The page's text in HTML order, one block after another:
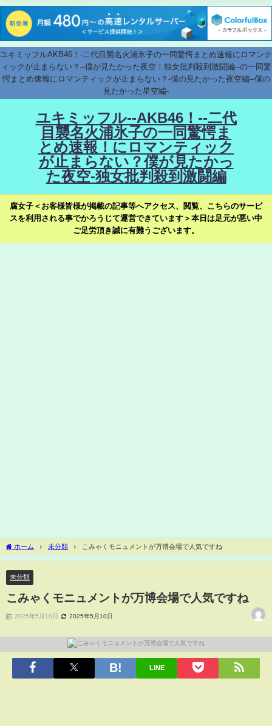
ユキミッフルAKB46！-二代目襲名火浦氷子の一同驚愕まとめ速報にロマンテ
ィックが止まらない？--僕が見たかった夜空！独女批判殺到激闘編--の一同驚
愕まとめ速報にロマンティックが止まらない？-僕の見たかった夜空編--僕の
見たかった星空編-
ユキミッフル--AKB46！--二代
目襲名火浦氷子の一同驚愕ま
とめ速報！にロマンティック
が止まらない？僕が見たかっ
た夜空-独女批判殺到激闘編
腐女子＜お客様皆様が掲載の記事等へアクセス、閲覧、こちらのサービ
スを利用される事でかろうじて運営できています＞本日は足元が悪い中
ご足労頂き誠に有難うございます。
ホーム 未分類 こみゃくモニュメントが万博会場で人気ですね
未分類
こみゃくモニュメントが万博会場で人気ですね
2025年5月10日 2025年5月10日
LINE